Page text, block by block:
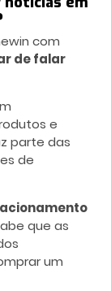
com
de falar
e
parte das
de
que as
um